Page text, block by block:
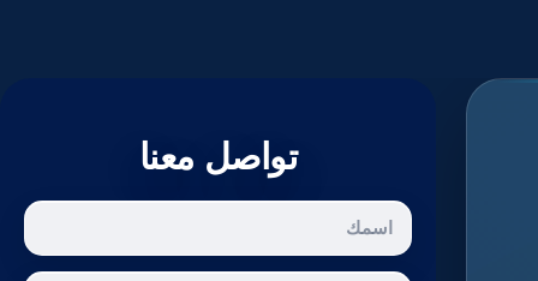
تواصل معنا